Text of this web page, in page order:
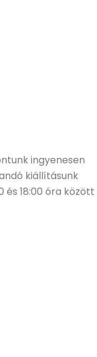
ingyenesen
kiállításunk
és 18:00 óra között